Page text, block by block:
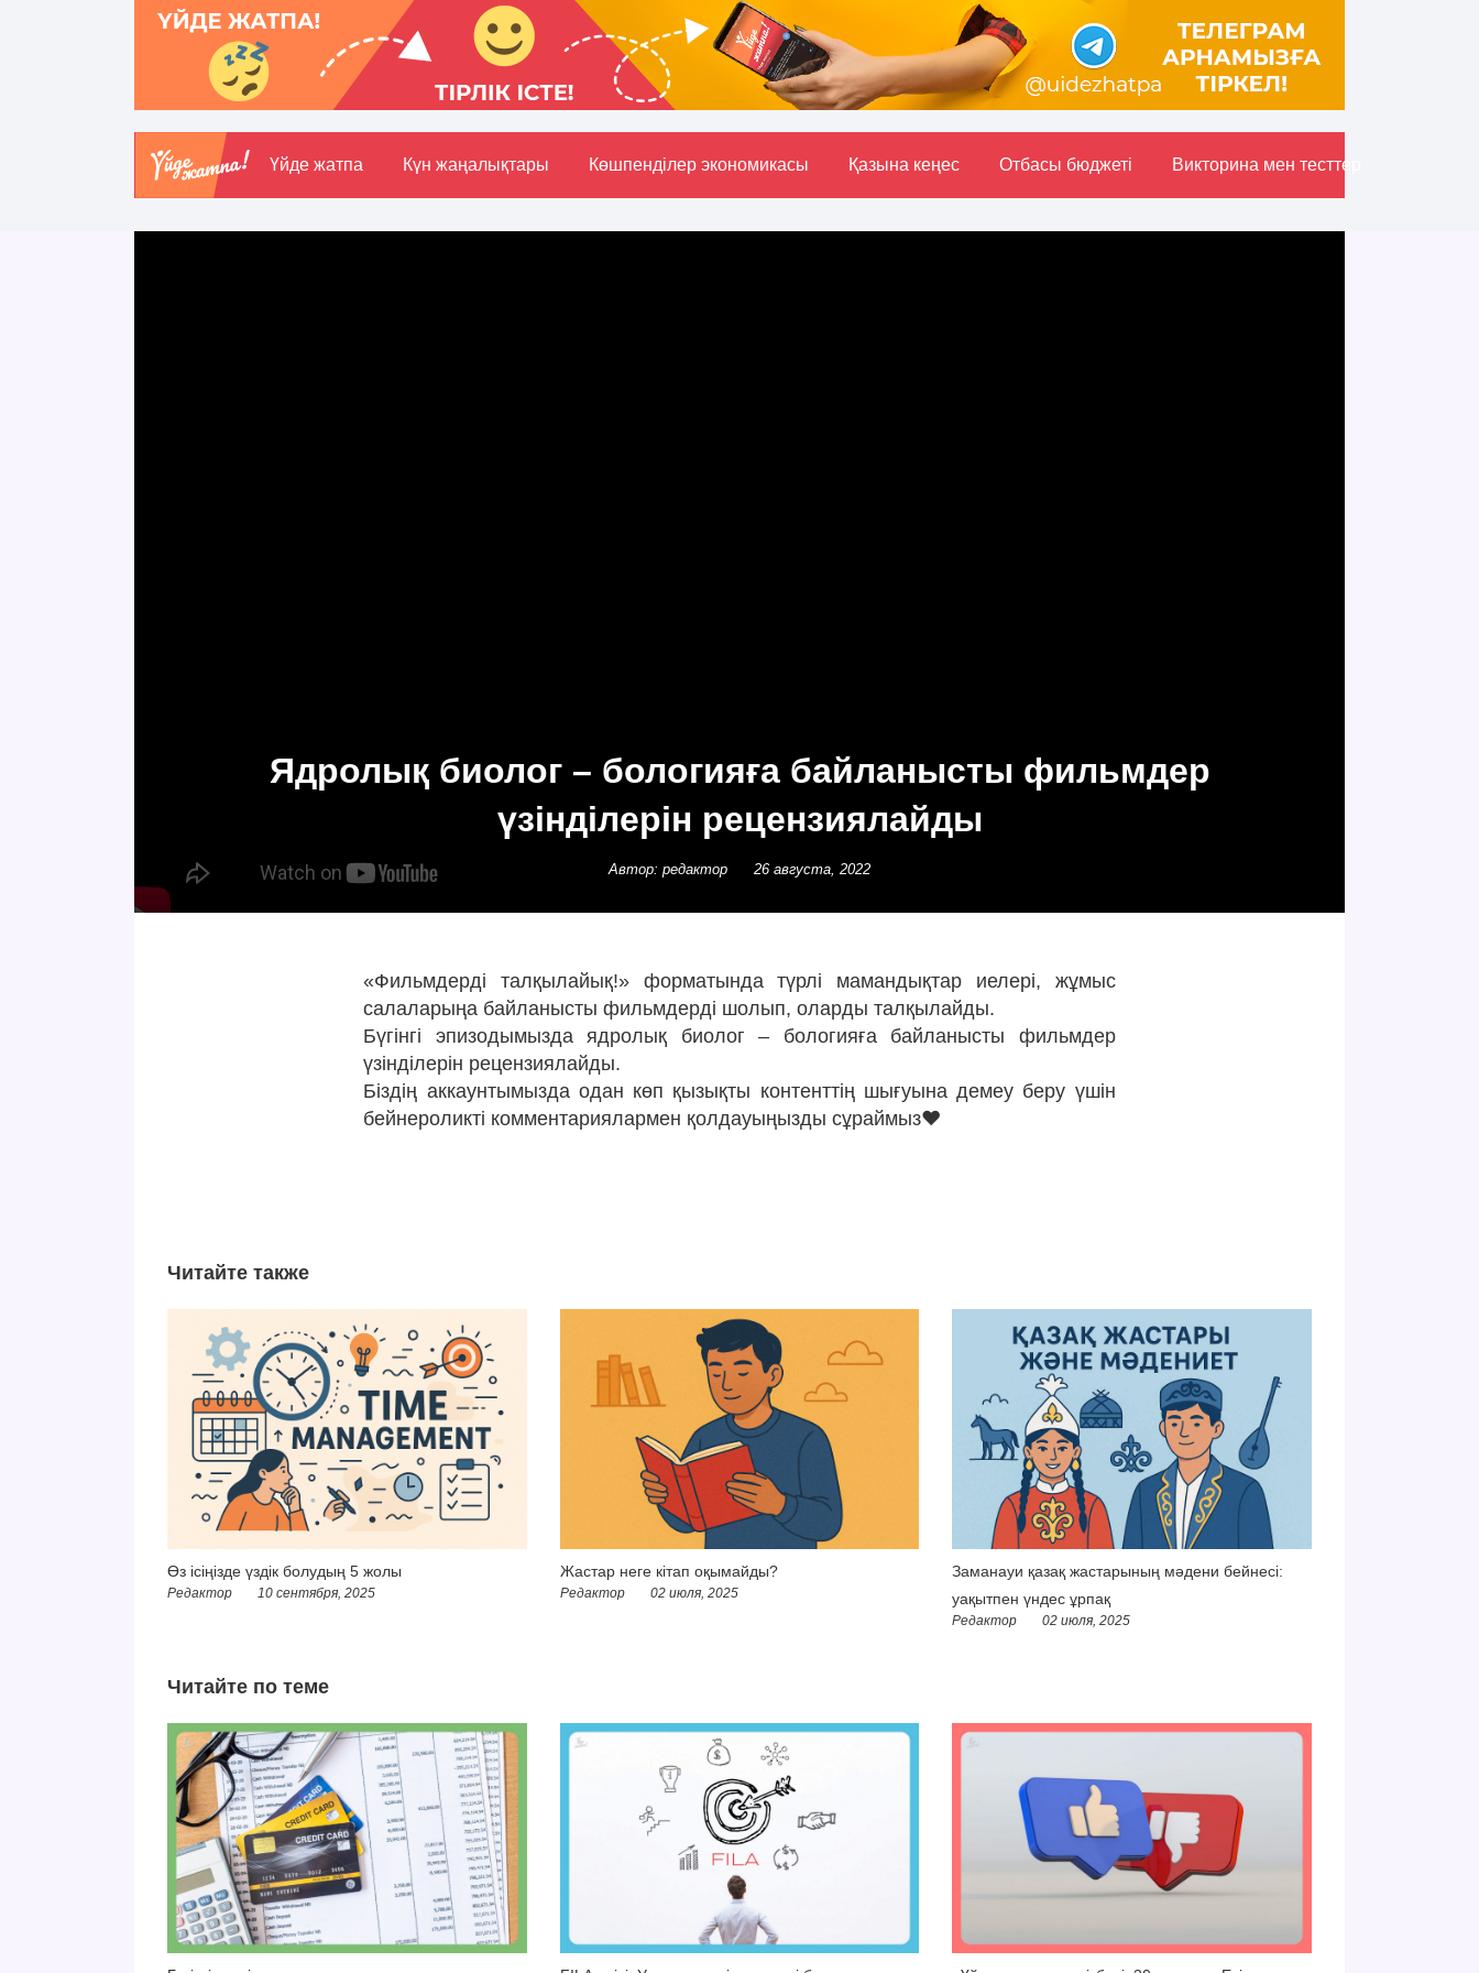
Үйде жатпа Күн жаңалықтары Көшпенділер экономикасы Қазына кеңес Отбасы бюджетi Викторина мен тесттер
Ядролық биолог – бологияға байланысты фильмдер
үзінділерін рецензиялайды
Автор: редактор 26 августа, 2022
«Фильмдерді талқылайық!» форматында түрлі мамандықтар иелері, жұмыс
салаларыңа байланысты фильмдерді шолып, оларды талқылайды.
Бүгінгі эпизодымызда ядролық биолог – бологияға байланысты фильмдер
үзінділерін рецензиялайды.
Біздің аккаунтымызда одан көп қызықты контенттің шығуына демеу беру үшін
бейнероликті комментариялармен қолдауыңызды сұраймыз❤
Читайте также
Өз ісіңізде үздік болудың 5 жолы
Редактор 10 сентября, 2025
Жастар неге кітап оқымайды?
Редактор 02 июля, 2025
Заманауи қазақ жастарының мәдени бейнесі:
уақытпен үндес ұрпақ
Редактор 02 июля, 2025
Читайте по теме